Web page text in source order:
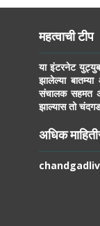
महत्वाची टीप
या इंटरनेट
झालेल्या
संचालक सहमत
झाल्यास तो
अधिक